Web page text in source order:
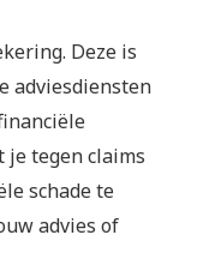
Deze is
adviesdiensten
je tegen claims
schade te
advies of